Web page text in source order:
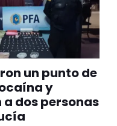
un punto de
y
dos personas